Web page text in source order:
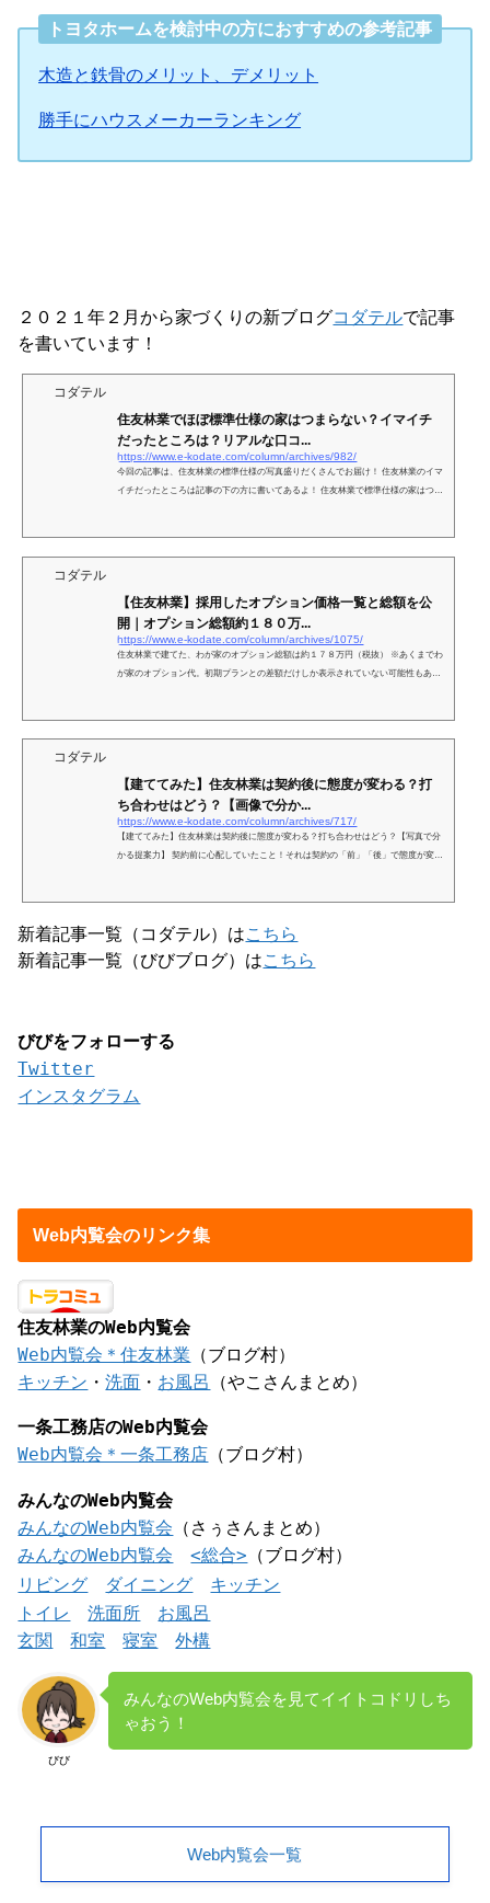
トヨタホームを検討中の方におすすめの参考記事
木造と鉄骨のメリット、デメリット
勝手にハウスメーカーランキング
２０２１年２月から家づくりの新ブログコダテルで記事
を書いています！
コダテル
住友林業でほぼ標準仕様の家はつまらない？イマイチ
だったところは？リアルな口コ...
https://www.e-kodate.com/column/archives/982/
今回の記事は、住友林業の標準仕様の写真盛りだくさんでお届け！ 住友林業のイマ
イチだったところは記事の下の方に書いてあるよ！ 住友林業で標準仕様の家はつま
コダテル
【住友林業】採用したオプション価格一覧と総額を公
開｜オプション総額約１８０万...
https://www.e-kodate.com/column/archives/1075/
住友林業で建てた、わが家のオプション総額は約１７８万円（税抜） ※あくまでわ
が家のオプション代。初期プランとの差額だけしか表示されていない可能性もある
コダテル
【建ててみた】住友林業は契約後に態度が変わる？打
ち合わせはどう？【画像で分か...
https://www.e-kodate.com/column/archives/717/
【建ててみた】住友林業は契約後に態度が変わる？打ち合わせはどう？【写真で分
かる提案力】 契約前に心配していたこと！それは契約の「前」「後」で態度が変わ
新着記事一覧（コダテル）はこちら
新着記事一覧（びびブログ）はこちら
びびをフォローする
Twitter
インスタグラム
Web内覧会のリンク集
住友林業のWeb内覧会
Web内覧会＊住友林業 （ブログ村）
キッチン ・洗面 ・ お風呂 （やこさんまとめ）
一条工務店のWeb内覧会
Web内覧会＊一条工務店 （ブログ村）
みんなのWeb内覧会
みんなのWeb内覧会 （さぅさんまとめ）
みんなのWeb内覧会
<総合> （ブログ村）
リビング
ダイニング
キッチン
トイレ
洗面所
お風呂
玄関
和室 寝室 外構
びび
みんなのWeb内覧会を見てイイトコドリしち
ゃおう！
Web内覧会一覧